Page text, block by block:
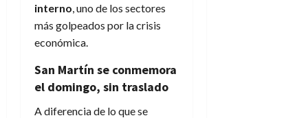
interno, uno de los sectores
más golpeados por la crisis
económica.
San Martín se conmemora
el domingo, sin traslado
A diferencia de lo que se